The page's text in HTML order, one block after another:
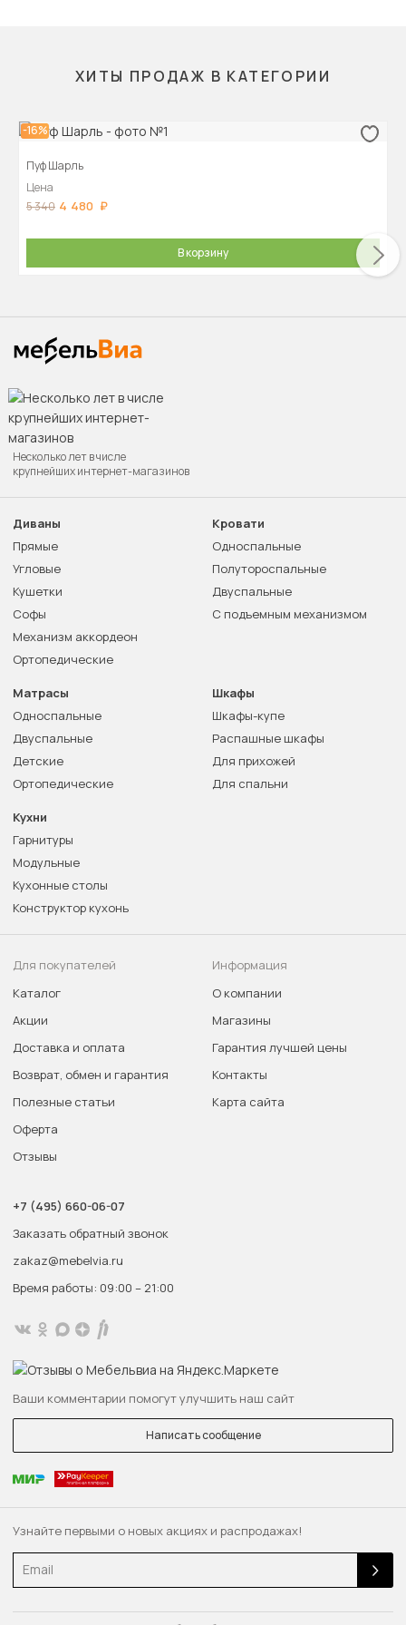
ХИТЫ ПРОДАЖ В КАТЕГОРИИ
-16%
Пуф Шарль
Цена
5 340 4 480
В корзину
Узнайте первыми о новых акциях и распродажах!
Email
Несколько лет в числе
крупнейших интернет-магазинов
Диваны
Прямые
Угловые
Кушетки
Софы
Механизм аккордеон
Ортопедические
Кровати
Односпальные
Полутороспальные
Двуспальные
С подъемным механизмом
Матрасы
Односпальные
Двуспальные
Детские
Ортопедические
Шкафы
Шкафы-купе
Распашные шкафы
Для прихожей
Для спальни
Кухни
Гарнитуры
Модульные
Кухонные столы
Конструктор кухонь
Для покупателей
Каталог
Акции
Доставка и оплата
Возврат, обмен и гарантия
Полезные статьи
Оферта
Отзывы
Информация
О компании
Магазины
Гарантия лучшей цены
Контакты
Карта сайта
+7 (495) 660-06-07
Заказать обратный звонок
zakaz@mebelvia.ru
Время работы: 09:00 – 21:00
Ваши комментарии помогут улучшить наш сайт
Написать сообщение